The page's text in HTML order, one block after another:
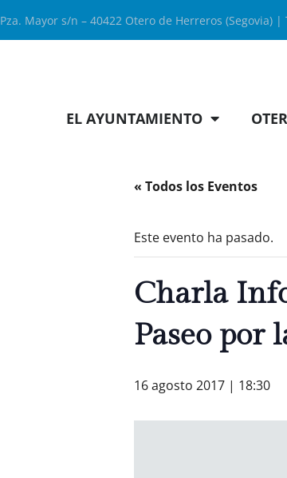
Pza. Mayor s/n – 40422 Otero de Herreros (Segovia) |
EL AYUNTAMIENTO
« Todos los Eventos
Este evento ha pasado.
Charla
Paseo por
16 agosto 2017 | 18:30